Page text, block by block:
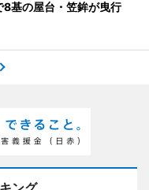
8基の屋台・笠鉾が曳行